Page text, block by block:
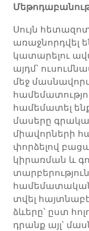
Սույն
առաջնորդվել
կատարելու
այդմ՝
մեջ
համեմատել
մասերը
միավորների
փորձելով
կիրառման և
համեմատական
տվել
ձևերը՝ ըստ
դրանք այլ՝